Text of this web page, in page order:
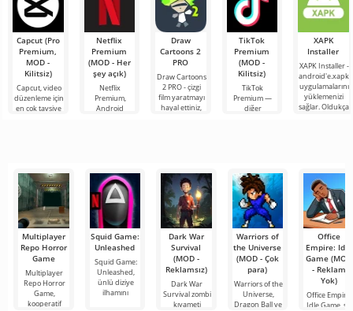
Capcut (Pro
Premium,
MOD -
Kilitsiz)
Capcut, video
düzenleme için
en çok tavsiye
Netflix
Premium
(MOD - Her
şey açık)
Netflix
Premium,
Android
Draw
Cartoons 2
PRO
Draw Cartoons
2 PRO - çizgi
film yaratmayı
hayal ettiniz,
TikTok
Premium
(MOD -
Kilitsiz)
TikTok
Premium —
diğer
sağlayan
XAPK
Installer
XAPK Installer -
android'e.xapk
uygulamalarını
yüklemenizi
sağlar. Oldukça
Multiplayer
Repo Horror
Game
Multiplayer
Repo Horror
Game,
kooperatif
Squid Game:
Unleashed
Squid Game:
Unleashed,
ünlü diziye
ilhamını
Dark War
Survival
(MOD -
Reklamsız)
Dark War
Survival zombi
kıyameti
Warriors of
the Universe
(MOD - Çok
para)
Warriors of the
Universe,
Dragon Ball ve
Office
Empire: Idle
Game (MOD
- Reklam
Yok)
Office Empire:
Idle Game, sizi